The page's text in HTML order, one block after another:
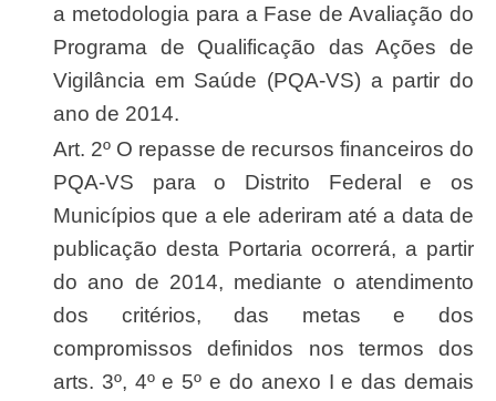
a metodologia para a Fase de Avaliação do
Programa de Qualificação das Ações de
Vigilância em Saúde (PQA-VS) a partir do
ano de 2014.
Art. 2º O repasse de recursos financeiros do
PQA-VS para o Distrito Federal e os
Municípios que a ele aderiram até a data de
publicação desta Portaria ocorrerá, a partir
do ano de 2014, mediante o atendimento
dos critérios, das metas e dos
compromissos definidos nos termos dos
arts. 3º, 4º e 5º e do anexo I e das demais